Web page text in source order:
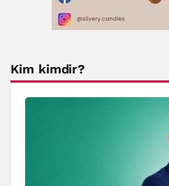
Kim kimdir?